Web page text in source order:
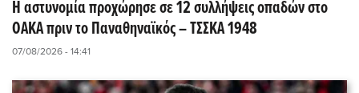
Η αστυνομία προχώρησε σε 12 συλλήψεις οπαδών στο
ΟΑΚΑ πριν το Παναθηναϊκός – ΤΣΣΚΑ 1948
07/08/2026 - 14:41